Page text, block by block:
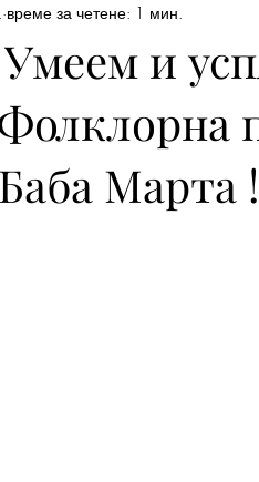
и
Марта !
време за четене: 1 мин.